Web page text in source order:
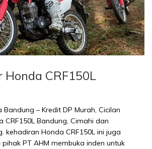
Honda CRF150L
– Kredit DP Murah, Cicilan
CRF150L Bandung, Cimahi dan
kehadiran Honda CRF150L ini juga
PT AHM membuka inden untuk